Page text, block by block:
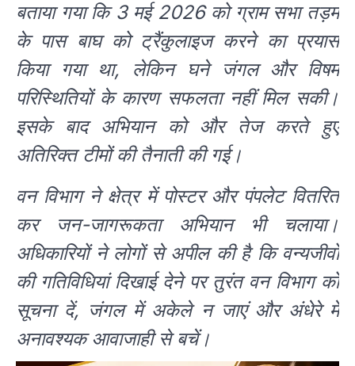
बताया गया कि 3 मई 2026 को ग्राम सभा तड़म
के पास बाघ को ट्रैंकुलाइज करने का प्रयास
किया गया था, लेकिन घने जंगल और विषम
परिस्थितियों के कारण सफलता नहीं मिल सकी।
इसके बाद अभियान को और तेज करते हुए
अतिरिक्त टीमों की तैनाती की गई।
वन विभाग ने क्षेत्र में पोस्टर और पंपलेट वितरित
कर जन-जागरूकता अभियान भी चलाया।
अधिकारियों ने लोगों से अपील की है कि वन्यजीवों
की गतिविधियां दिखाई देने पर तुरंत वन विभाग को
सूचना दें, जंगल में अकेले न जाएं और अंधेरे में
अनावश्यक आवाजाही से बचें।